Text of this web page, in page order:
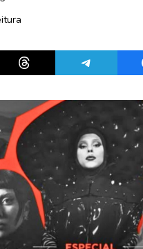
WhatsAppShare on ThreadsShare on